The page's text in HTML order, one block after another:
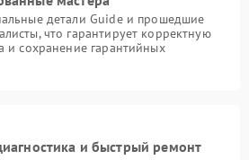
детали Guide и прошедшие
что гарантирует корректную
и сохранение гарантийных
и быстрый ремонт